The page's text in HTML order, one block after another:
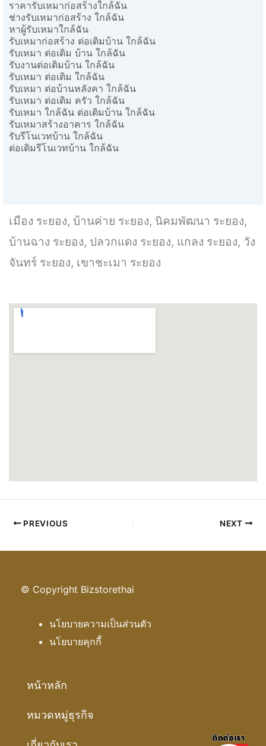
ราคารับเหมาก่อสร้างใกล้ฉัน
ช่างรับเหมาก่อสร้าง ใกล้ฉัน
หาผู้รับเหมาใกล้ฉัน
รับเหมาก่อสร้าง ต่อเติมบ้าน ใกล้ฉัน
รับเหมา ต่อเติม บ้าน ใกล้ฉัน
รับงานต่อเติมบ้าน ใกล้ฉัน
รับเหมา ต่อเติม ใกล้ฉัน
รับเหมา ต่อบ้านหลังคา ใกล้ฉัน
รับเหมา ต่อเติม ครัว ใกล้ฉัน
รับเหมา ใกล้ฉัน ต่อเติมบ้าน ใกล้ฉัน
รับเหมาสร้างอาคาร ใกล้ฉัน
รับรีโนเวทบ้าน ใกล้ฉัน
ต่อเติมรีโนเวทบ้าน ใกล้ฉัน
เมือง ระยอง, บ้านค่าย ระยอง, นิคมพัฒนา ระยอง,
บ้านฉาง ระยอง, ปลวกแดง ระยอง, แกลง ระยอง, วัง
จันทร์ ระยอง, เขาชะเมา ระยอง
PREVIOUS NEXT
© Copyright Bizstorethai
นโยบายความเป็นส่วนตัว
นโยบายคุกกี้
หน้าหลัก
หมวดหมู่ธุรกิจ